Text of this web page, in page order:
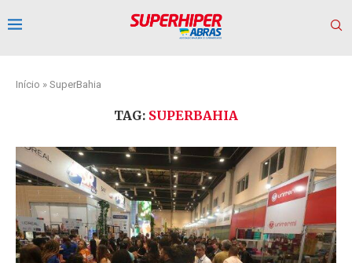
Início » SuperBahia
TAG: SUPERBAHIA